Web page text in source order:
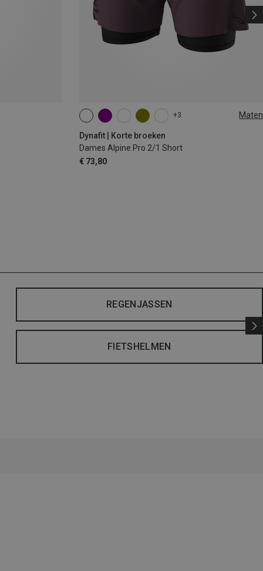
+3 Maten
Dynafit | Korte broeken
Dames Alpine Pro 2/1 Short
€ 73,80
XS S M XL
REGENJASSEN
FIETSHELMEN